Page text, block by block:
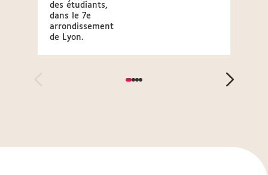
des étudiants,
dans le 7e
arrondissement
de Lyon.